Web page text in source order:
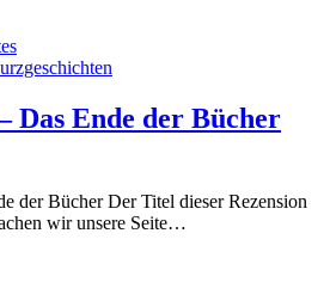
Das Ende der Bücher
der Bücher Der Titel dieser Rezension
wir unsere Seite…